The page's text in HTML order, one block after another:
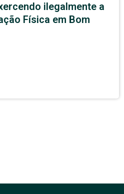
ilegalmente a
Física em Bom